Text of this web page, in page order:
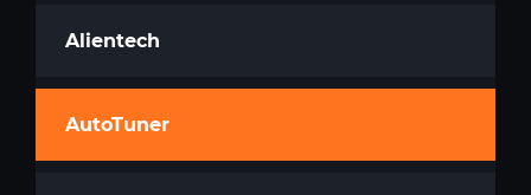
Alientech
AutoTuner